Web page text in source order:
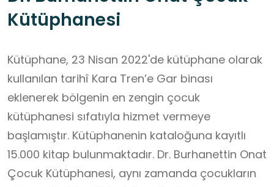
Kütüphanesi
Kütüphane, 23 Nisan 2022'de kütüphane olarak
kullanılan tarihî Kara Tren’e Gar binası
eklenerek bölgenin en zengin çocuk
kütüphanesi sıfatıyla hizmet vermeye
başlamıştır. Kütüphanenin kataloğuna kayıtlı
15.000 kitap bulunmaktadır. Dr. Burhanettin Onat
Çocuk Kütüphanesi, aynı zamanda çocukların